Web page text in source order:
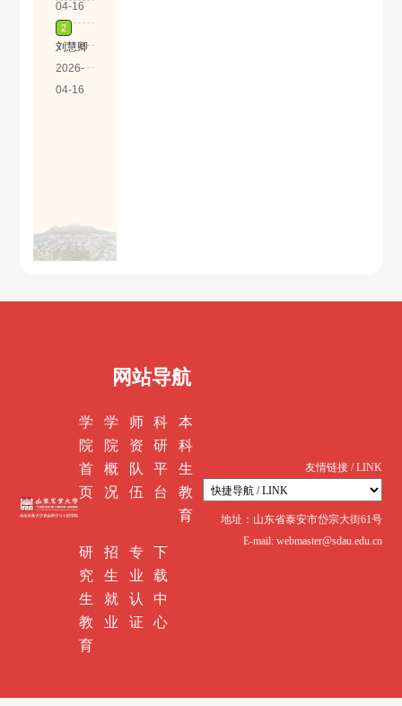
网站导航
学
院
首
页
学
院
概
况
师
资
队
伍
科
研
平
台
本
科
生
教
育
研
究
生
教
育
招
生
就
业
专
业
认
证
下
载
中
心
友情链接 / LINK
地址：山东省泰安市岱宗大街61号
E-mail: webmaster@sdau.edu.cn